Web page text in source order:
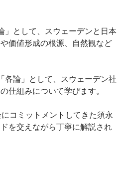
」として、スウェーデンと日本
価値形成の根源、自然観など
各論」として、スウェーデン社
仕組みについて学びます。
コミットメントしてきた須永
を交えながら丁寧に解説され